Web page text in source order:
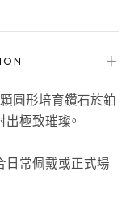
＋
圓形培育鑽石於鉑
極致璀璨。
日常佩戴或正式場